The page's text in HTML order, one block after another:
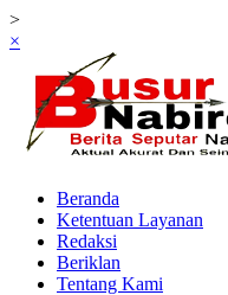
>
×
Beranda
Ketentuan Layanan
Redaksi
Beriklan
Tentang Kami